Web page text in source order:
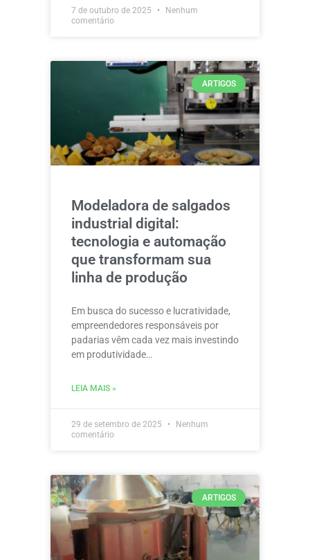
7 de outubro de 2025
Nenhum
comentário
ARTIGOS
Modeladora de salgados
industrial digital:
tecnologia e automação
que transformam sua
linha de produção
Em busca do sucesso e lucratividade,
empreendedores responsáveis por
padarias vêm cada vez mais investindo
em produtividade…
LEIA MAIS »
29 de setembro de 2025
Nenhum
comentário
ARTIGOS